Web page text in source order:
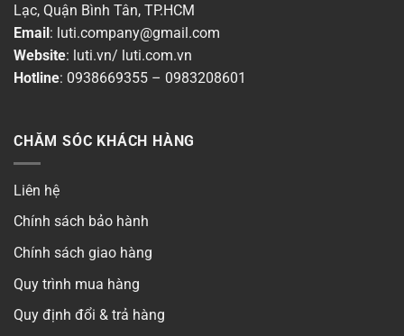
Lạc, Quận Bình Tân, TP.HCM
Email : luti.company@gmail.com
Website: luti.vn/ luti.com.vn
Hotline: 0938669355 – 0983208601
CHĂM SÓC KHÁCH HÀNG
Liên hệ
Chính sách bảo hành
Chính sách giao hàng
Quy trình mua hàng
Quy định đổi & trả hàng